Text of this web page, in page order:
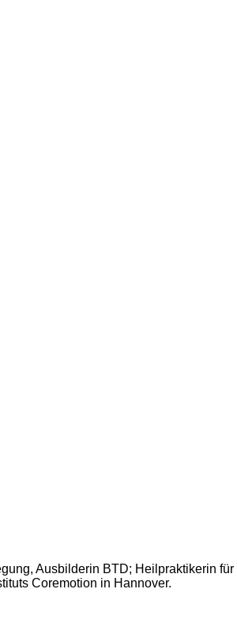
Ausbilderin BTD; Heilpraktikerin für
Coremotion in Hannover.